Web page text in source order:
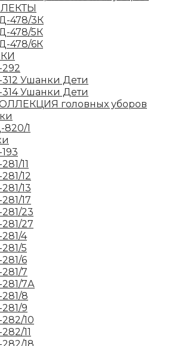
478/3К
478/5К
478/6К
292
312 Ушанки Дети
314 Ушанки Дети
головных уборов
820/1
11
12
13
17
23
27
4
5
6
7
281/7А
281/8
9
282/10
11